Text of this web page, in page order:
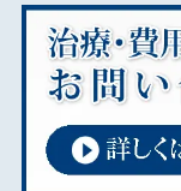
2024年09月
2024年08月
2024年07月
2024年01月
2023年11月
2023年02月